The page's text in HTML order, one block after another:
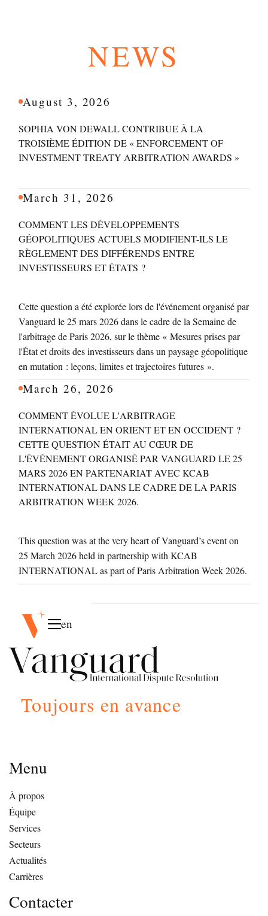
NEWS
August 3, 2026
SOPHIA VON DEWALL CONTRIBUE À LA
TROISIÈME ÉDITION DE « ENFORCEMENT OF
INVESTMENT TREATY ARBITRATION AWARDS »
March 31, 2026
COMMENT LES DÉVELOPPEMENTS
GÉOPOLITIQUES ACTUELS MODIFIENT-ILS LE
RÈGLEMENT DES DIFFÉRENDS ENTRE
INVESTISSEURS ET ÉTATS ?
Cette question a été explorée lors de l'événement organisé par
Vanguard le 25 mars 2026 dans le cadre de la Semaine de
l'arbitrage de Paris 2026, sur le thème « Mesures prises par
l'État et droits des investisseurs dans un paysage géopolitique
en mutation : leçons, limites et trajectoires futures ».
March 26, 2026
COMMENT ÉVOLUE L'ARBITRAGE
INTERNATIONAL EN ORIENT ET EN OCCIDENT ?
CETTE QUESTION ÉTAIT AU CŒUR DE
L'ÉVÉNEMENT ORGANISÉ PAR VANGUARD LE 25
MARS 2026 EN PARTENARIAT AVEC KCAB
INTERNATIONAL DANS LE CADRE DE LA PARIS
ARBITRATION WEEK 2026.
This question was at the very heart of Vanguard’s event on
25 March 2026 held in partnership with KCAB
INTERNATIONAL as part of Paris Arbitration Week 2026.
en
Toujours en avance
Menu
À propos
Équipe
Services
Secteurs
Actualités
Carrières
Contacter